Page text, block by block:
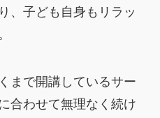
、子ども自身もリラッ
まで開講しているサー
合わせて無理なく続け